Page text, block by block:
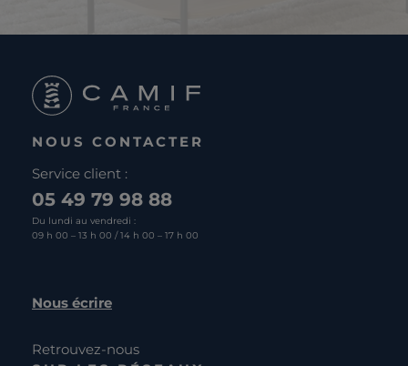
NOUS CONTACTER
Service client :
05 49 79 98 88
Du lundi au vendredi :
09 h 00 – 13 h 00 / 14 h 00 – 17 h 00
Nous écrire
Retrouvez-nous